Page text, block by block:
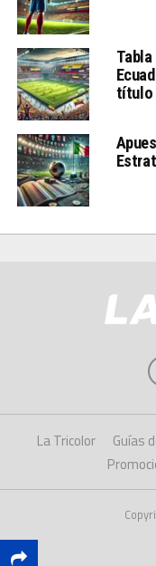
título
La Tricolor Guías